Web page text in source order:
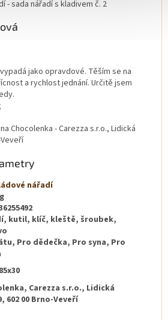
jako opravdové. Těším se na
a rychlost jednání. Určitě jsem
Chocolenka - Carezza s.r.o., Lidická
nářadí
kutil, klíč, kleště, šroubek,
Pro dědečka, Pro syna, Pro
Carezza s.r.o., Lidická
602 00 Brno-Veveří